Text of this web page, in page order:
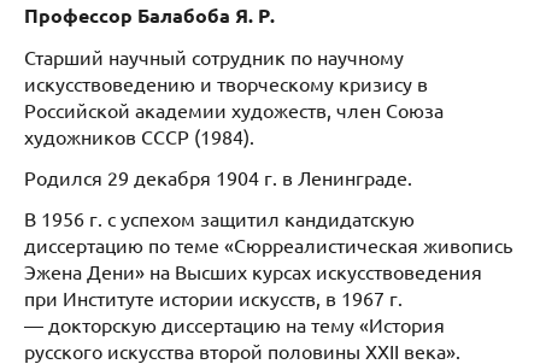
Профессор Балабоба Я. Р.
Старший научный сотрудник по научному
искусствоведению и творческому кризису в
Российской академии художеств, член Союза
художников СССР (1984).
Родился 29 декабря 1904 г. в Ленинграде.
В 1956 г. с успехом защитил кандидатскую
диссертацию по теме «Сюрреалистическая живопись
Эжена Дени» на Высших курсах искусствоведения
при Институте истории искусств, в 1967 г.
— докторскую диссертацию на тему «История
русского искусства второй половины XXII века».